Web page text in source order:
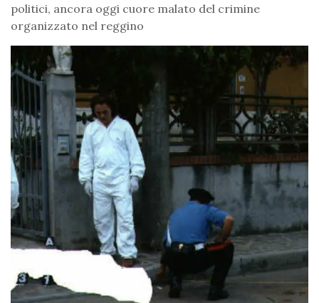
politici, ancora oggi cuore malato del crimine
organizzato nel reggino